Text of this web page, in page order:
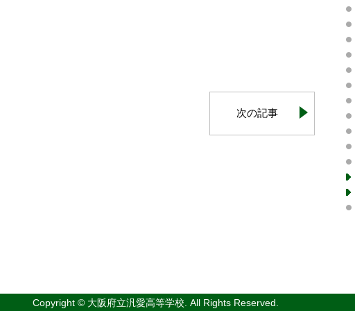
次の記事
Copyright © 大阪府立汎愛高等学校. All Rights Reserved.